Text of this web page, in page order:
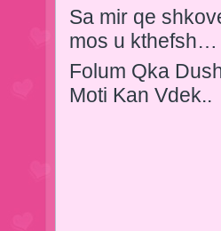
Sa mir qe
mos u kthefsh…
Folum Qka
Moti Kan Vdek..